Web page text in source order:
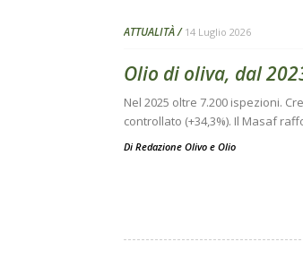
ATTUALITÀ 14 Luglio 2026
Olio di oliva, dal
Nel 2025 oltre 7.200 ispezioni.
controllato (+34,3%). Il Masaf
Di Redazione Olivo e Olio